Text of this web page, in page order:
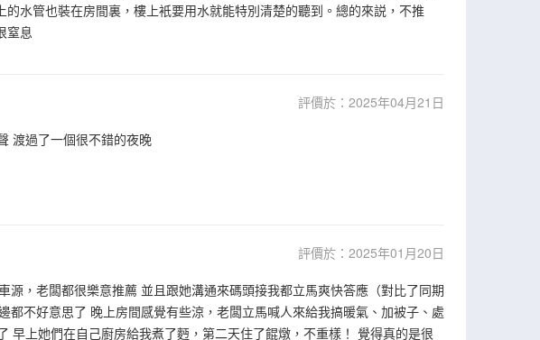
水管也裝在房間裏，樓上衹要用水就能特別清楚的聽到。總的來説，不推
窒息
評價於：2025年04月21日
渡過了一個很不錯的夜晚
評價於：2025年01月20日
，老闆都很樂意推薦 並且跟她溝通來碼頭接我都立馬爽快答應（對比了同期
不好意思了 晚上房間感覺有些涼，老闆立馬喊人來給我搞暖氣、加被子、處
上她們在自己廚房給我煮了麪，第二天住了餛燉，不重樣！ 覺得真的是很